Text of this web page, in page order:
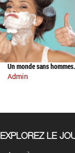
Un monde sans
Admin
EXPLOREZ LE